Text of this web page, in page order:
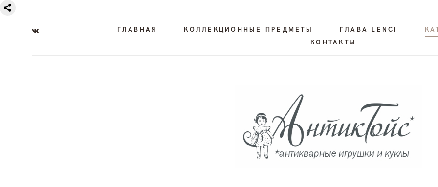
ГЛАВНАЯ КОЛЛЕКЦИОННЫЕ ПРЕДМЕТЫ ГЛАВА LENCI
КОНТАКТЫ